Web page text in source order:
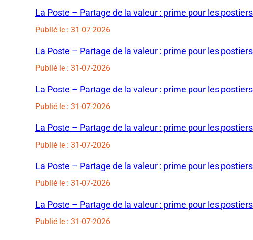
La Poste – Partage de la valeur : prime pour les postiers
Publié le : 31-07-2026
La Poste – Partage de la valeur : prime pour les postiers
Publié le : 31-07-2026
La Poste – Partage de la valeur : prime pour les postiers
Publié le : 31-07-2026
La Poste – Partage de la valeur : prime pour les postiers
Publié le : 31-07-2026
La Poste – Partage de la valeur : prime pour les postiers
Publié le : 31-07-2026
La Poste – Partage de la valeur : prime pour les postiers
Publié le : 31-07-2026